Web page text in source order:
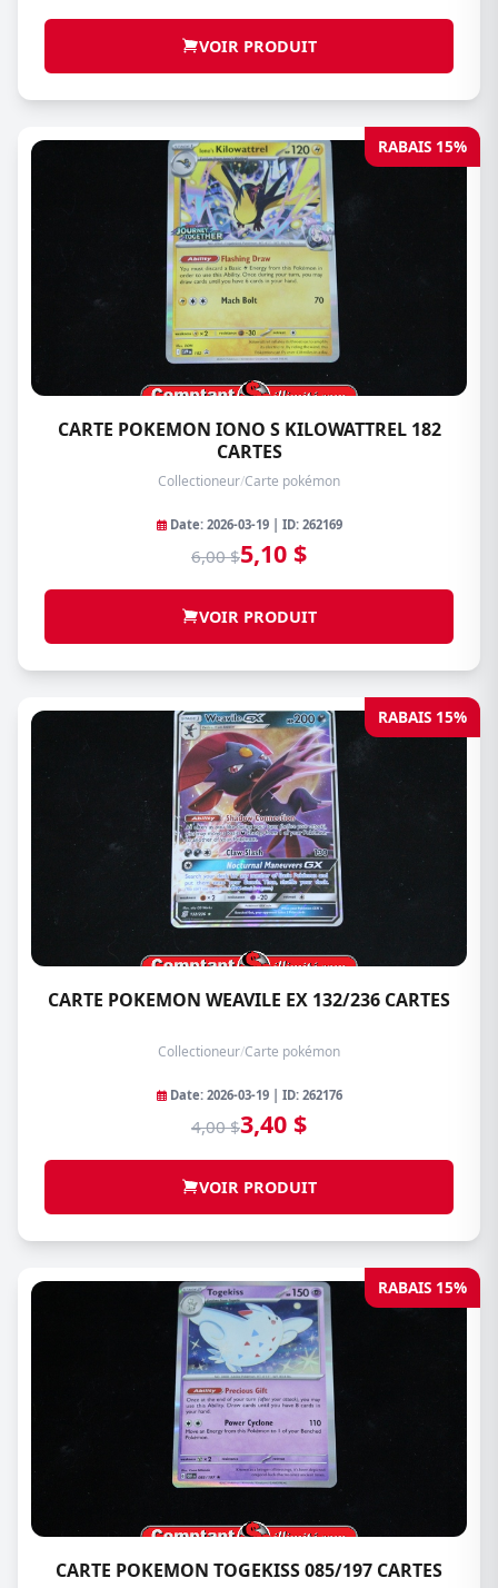
VOIR PRODUIT
RABAIS 15%
CARTE POKEMON IONO S KILOWATTREL 182
CARTES
Collectioneur/Carte pokémon
Date: 2026-03-19 | ID: 262169
6,00 $5,10 $
VOIR PRODUIT
RABAIS 15%
CARTE POKEMON WEAVILE EX 132/236 CARTES
Collectioneur/Carte pokémon
Date: 2026-03-19 | ID: 262176
4,00 $3,40 $
VOIR PRODUIT
RABAIS 15%
CARTE POKEMON TOGEKISS 085/197 CARTES